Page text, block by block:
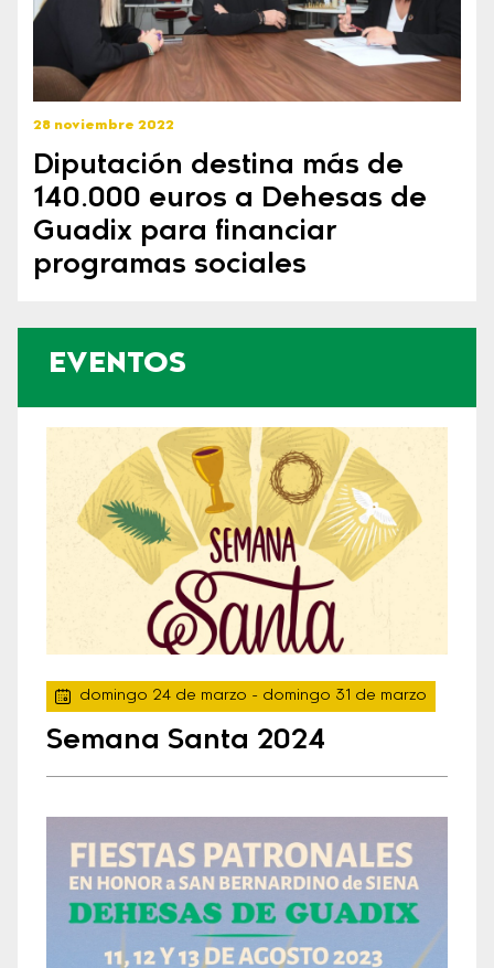
28 noviembre 2022
Diputación destina más de
140.000 euros a Dehesas de
Guadix para financiar
programas sociales
EVENTOS
domingo 24 de marzo - domingo 31 de marzo
Semana Santa 2024